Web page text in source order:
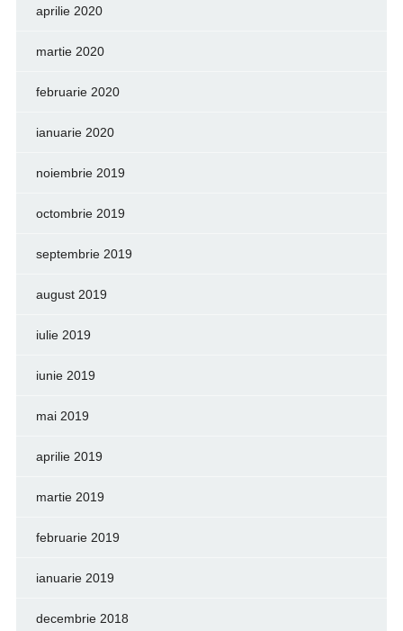
aprilie 2020
martie 2020
februarie 2020
ianuarie 2020
noiembrie 2019
octombrie 2019
septembrie 2019
august 2019
iulie 2019
iunie 2019
mai 2019
aprilie 2019
martie 2019
februarie 2019
ianuarie 2019
decembrie 2018